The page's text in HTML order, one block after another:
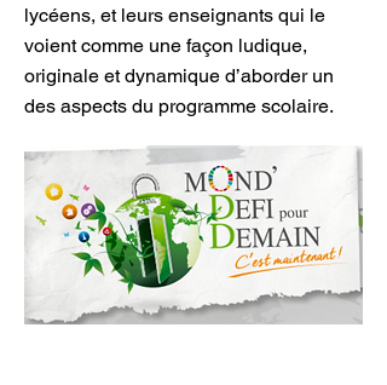
lycéens, et leurs enseignants qui le
voient comme une façon ludique,
originale et dynamique d’aborder un
des aspects du programme scolaire.